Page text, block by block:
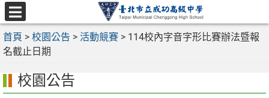
跳
至
主
要
區
選
單
首頁 > 校園公告 > 活動競賽 > 114校內字音字形比賽辦法暨報
名截止日期
校園公告